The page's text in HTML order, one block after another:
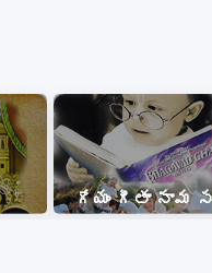
గేయం గీతా నామ